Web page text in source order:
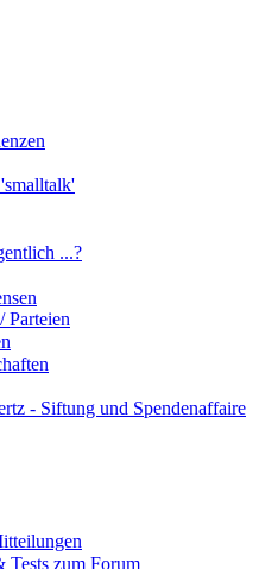
...?
Parteien
- Siftung und Spendenaffaire
zum Forum